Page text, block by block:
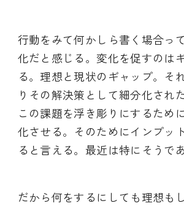
行動をみて何かしら書く場合っ
化だと感じる。変化を促すのは
る。理想と現状のギャップ。そ
りその解決策として細分化され
この課題を浮き彫りにするため
化させる。そのためにインプッ
ると言える。最近は特にそうであ
だから何をするにしても理想も